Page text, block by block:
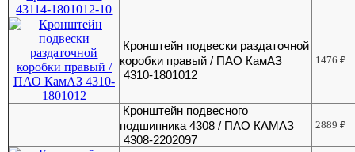
Кронштейн подвески раздаточной
коробки правый / ПАО КамАЗ
4310-1801012
1476₽
Кронштейн подвесного
подшипника 4308 / ПАО КАМАЗ
4308-2202097
2889₽